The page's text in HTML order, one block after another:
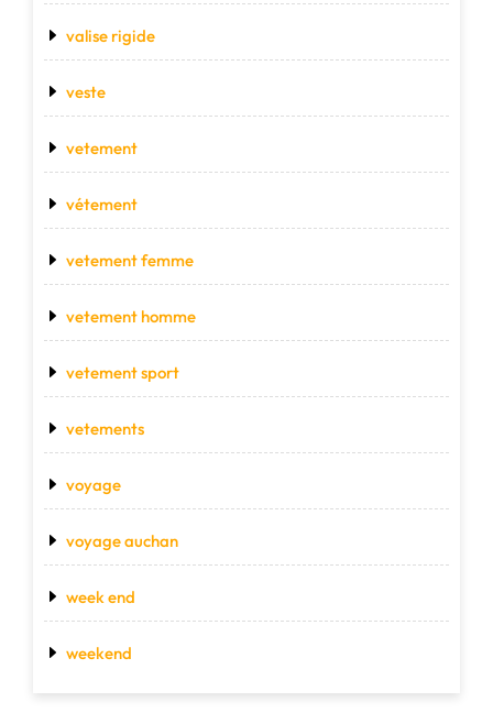
valise rigide
veste
vetement
vétement
vetement femme
vetement homme
vetement sport
vetements
voyage
voyage auchan
week end
weekend